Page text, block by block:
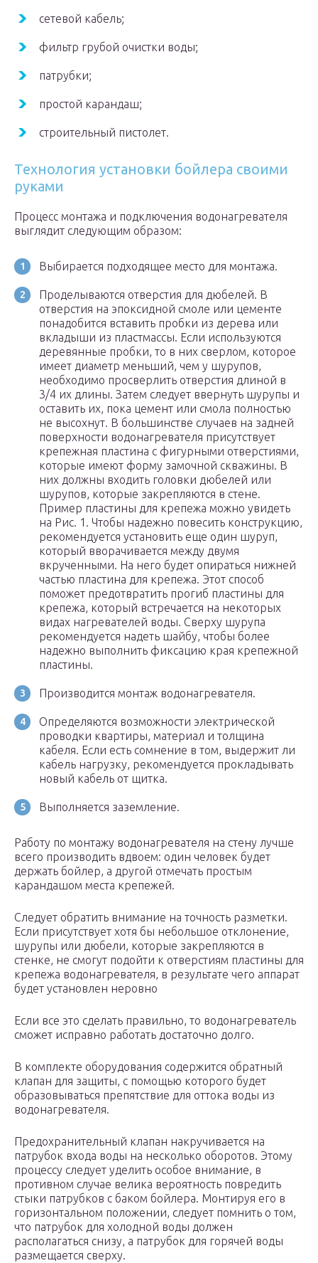
сетевой кабель;
фильтр грубой очистки воды;
патрубки;
простой карандаш;
строительный пистолет.
Технология установки бойлера своими
руками
Процесс монтажа и подключения водонагревателя
выглядит следующим образом:
Выбирается подходящее место для монтажа.
Проделываются отверстия для дюбелей. В
отверстия на эпоксидной смоле или цементе
понадобится вставить пробки из дерева или
вкладыши из пластмассы. Если используются
деревянные пробки, то в них сверлом, которое
имеет диаметр меньший, чем у шурупов,
необходимо просверлить отверстия длиной в
3/4 их длины. Затем следует ввернуть шурупы и
оставить их, пока цемент или смола полностью
не высохнут. В большинстве случаев на задней
поверхности водонагревателя присутствует
крепежная пластина с фигурными отверстиями,
которые имеют форму замочной скважины. В
них должны входить головки дюбелей или
шурупов, которые закрепляются в стене.
Пример пластины для крепежа можно увидеть
на Рис. 1. Чтобы надежно повесить конструкцию,
рекомендуется установить еще один шуруп,
который вворачивается между двумя
вкрученными. На него будет опираться нижней
частью пластина для крепежа. Этот способ
поможет предотвратить прогиб пластины для
крепежа, который встречается на некоторых
видах нагревателей воды. Сверху шурупа
рекомендуется надеть шайбу, чтобы более
надежно выполнить фиксацию края крепежной
пластины.
Производится монтаж водонагревателя.
Определяются возможности электрической
проводки квартиры, материал и толщина
кабеля. Если есть сомнение в том, выдержит ли
кабель нагрузку, рекомендуется прокладывать
новый кабель от щитка.
Выполняется заземление.
Работу по монтажу водонагревателя на стену лучше
всего производить вдвоем: один человек будет
держать бойлер, а другой отмечать простым
карандашом места крепежей.
Следует обратить внимание на точность разметки.
Если присутствует хотя бы небольшое отклонение,
шурупы или дюбели, которые закрепляются в
стенке, не смогут подойти к отверстиям пластины для
крепежа водонагревателя, в результате чего аппарат
будет установлен неровно
Если все это сделать правильно, то водонагреватель
сможет исправно работать достаточно долго.
В комплекте оборудования содержится обратный
клапан для защиты, с помощью которого будет
образовываться препятствие для оттока воды из
водонагревателя.
Предохранительный клапан накручивается на
патрубок входа воды на несколько оборотов. Этому
процессу следует уделить особое внимание, в
противном случае велика вероятность повредить
стыки патрубков с баком бойлера. Монтируя его в
горизонтальном положении, следует помнить о том,
что патрубок для холодной воды должен
располагаться снизу, а патрубок для горячей воды
размещается сверху.